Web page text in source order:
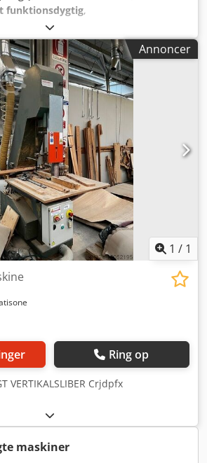
funktionsdygtig,
AA2/001942
6 SPINDELER SCM MOD. SUPERSET
Codsywfkvspfx Ahmorf -
1. Nedre horisontal 11 kW 2. Højre
vertikal 7,5 kW 4. Øvre horisontal
7,5 kW 6. Nedre horisontal 7,5 kW
- Årgang: 2012
Annoncer
1 / 1
Ring op
VERTIKALSLIBER Crjdpfx
maskiner